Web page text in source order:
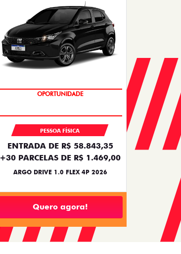
OPORTUNIDADE
PESSOA FÍSICA
ENTRADA DE R$ 58.843,35
+30 PARCELAS DE R$ 1.469,00
ARGO DRIVE 1.0 FLEX 4P 2026
Quero agora!